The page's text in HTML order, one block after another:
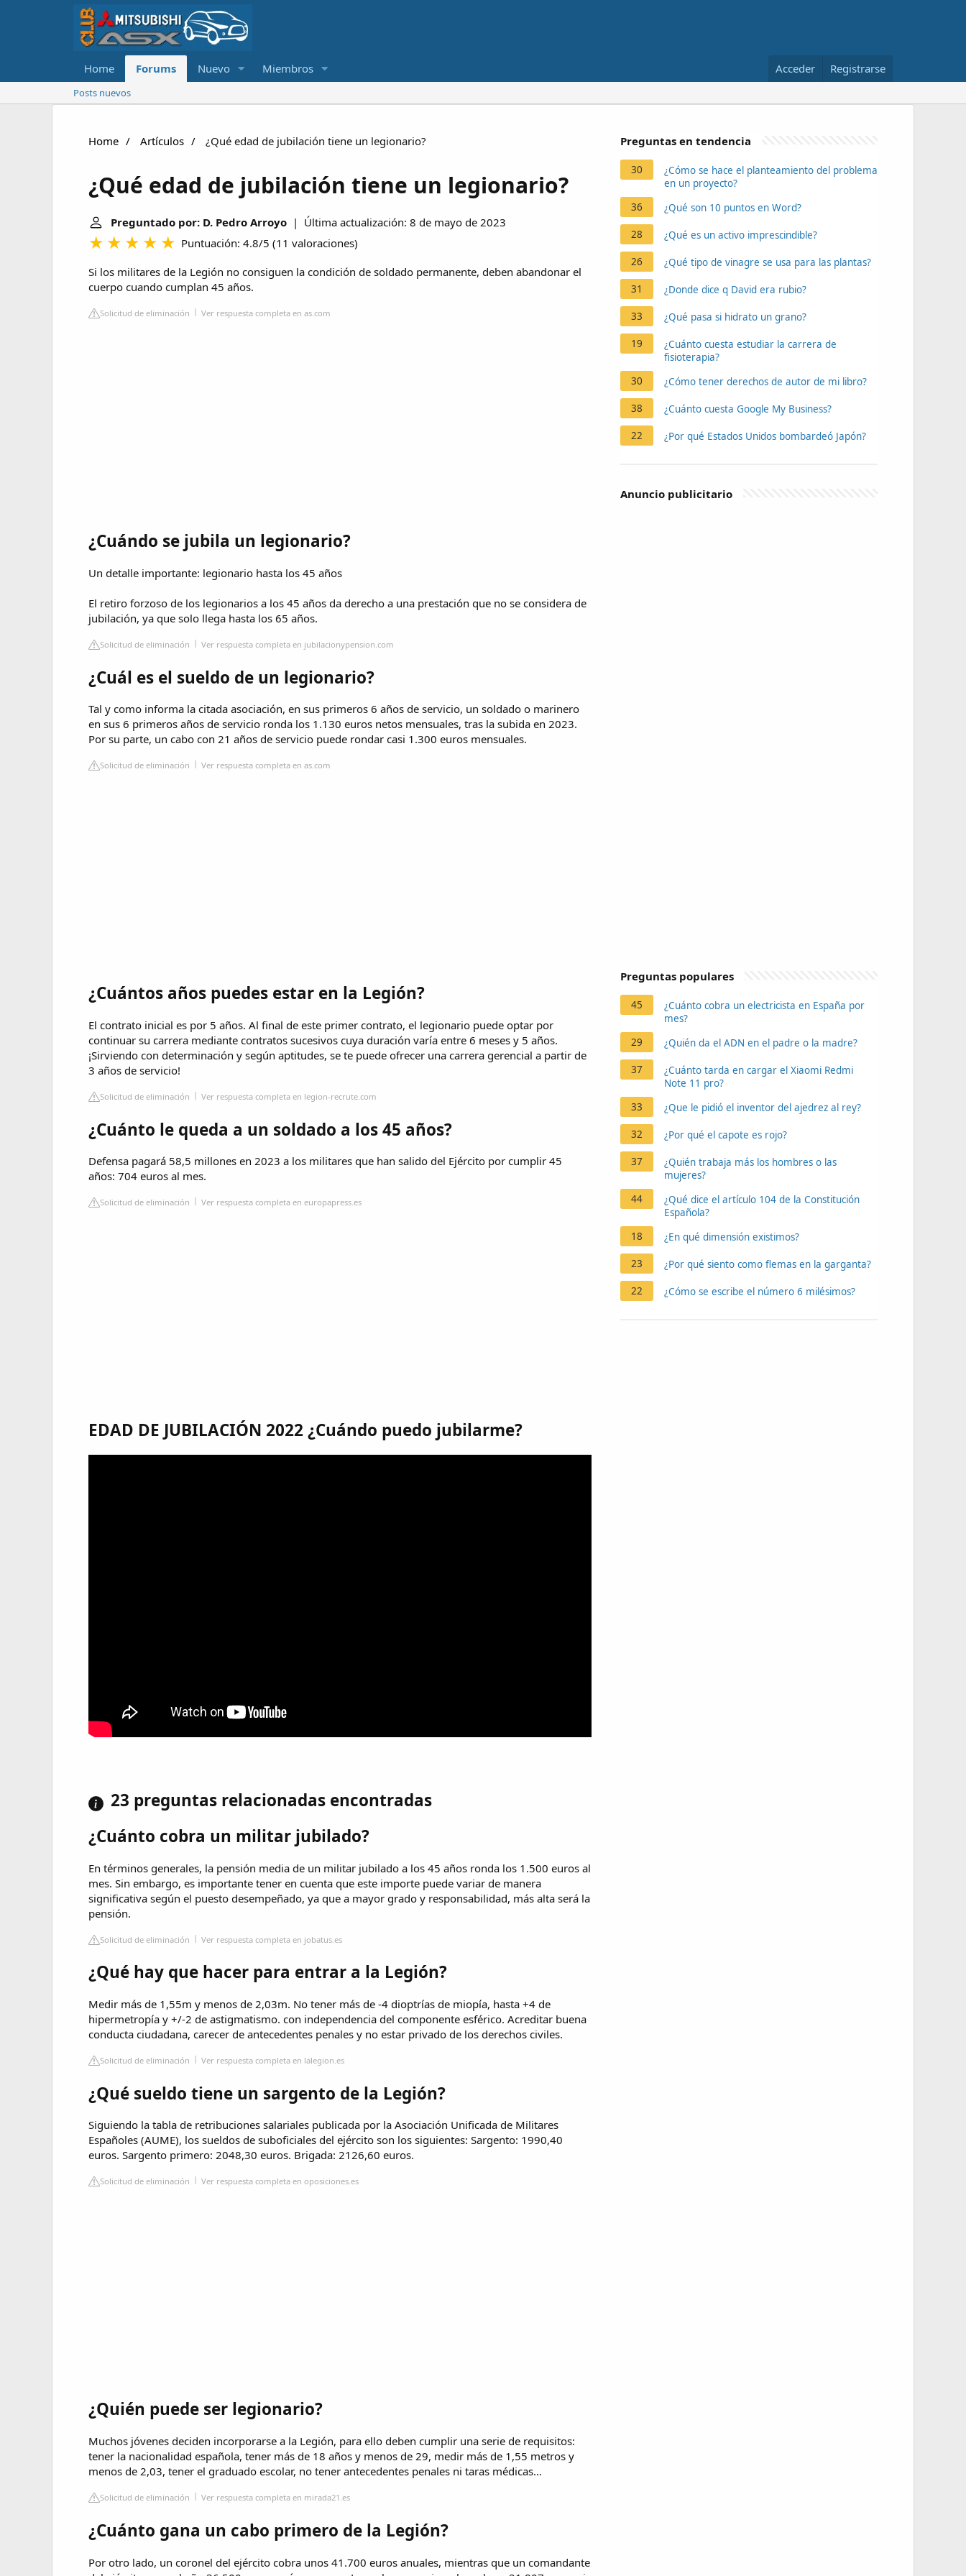
Home Forums Nuevo Miembros Acceder Registrarse
Posts nuevos
Home Artículos ¿Qué edad de jubilación tiene un legionario?
¿Qué edad de jubilación tiene un legionario?
Preguntado por: D. Pedro Arroyo | Última actualización: 8 de mayo de 2023
Puntuación: 4.8/5 (11 valoraciones)
Si los militares de la Legión no consiguen la condición de soldado permanente, deben abandonar el
cuerpo cuando cumplan 45 años.
Solicitud de eliminación Ver respuesta completa en as.com
¿Cuándo se jubila un legionario?
Un detalle importante: legionario hasta los 45 años
El retiro forzoso de los legionarios a los 45 años da derecho a una prestación que no se considera de
jubilación, ya que solo llega hasta los 65 años.
Solicitud de eliminación Ver respuesta completa en jubilacionypension.com
¿Cuál es el sueldo de un legionario?
Tal y como informa la citada asociación, en sus primeros 6 años de servicio, un soldado o marinero
en sus 6 primeros años de servicio ronda los 1.130 euros netos mensuales, tras la subida en 2023.
Por su parte, un cabo con 21 años de servicio puede rondar casi 1.300 euros mensuales.
Solicitud de eliminación Ver respuesta completa en as.com
¿Cuántos años puedes estar en la Legión?
El contrato inicial es por 5 años. Al final de este primer contrato, el legionario puede optar por
continuar su carrera mediante contratos sucesivos cuya duración varía entre 6 meses y 5 años.
¡Sirviendo con determinación y según aptitudes, se te puede ofrecer una carrera gerencial a partir de
3 años de servicio!
Solicitud de eliminación Ver respuesta completa en legion-recrute.com
¿Cuánto le queda a un soldado a los 45 años?
Defensa pagará 58,5 millones en 2023 a los militares que han salido del Ejército por cumplir 45
años: 704 euros al mes.
Solicitud de eliminación Ver respuesta completa en europapress.es
EDAD DE JUBILACIÓN 2022 ¿Cuándo puedo jubilarme?
23 preguntas relacionadas encontradas
¿Cuánto cobra un militar jubilado?
En términos generales, la pensión media de un militar jubilado a los 45 años ronda los 1.500 euros al
mes. Sin embargo, es importante tener en cuenta que este importe puede variar de manera
significativa según el puesto desempeñado, ya que a mayor grado y responsabilidad, más alta será la
pensión.
Solicitud de eliminación Ver respuesta completa en jobatus.es
¿Qué hay que hacer para entrar a la Legión?
Medir más de 1,55m y menos de 2,03m. No tener más de -4 dioptrías de miopía, hasta +4 de
hipermetropía y +/-2 de astigmatismo. con independencia del componente esférico. Acreditar buena
conducta ciudadana, carecer de antecedentes penales y no estar privado de los derechos civiles.
Solicitud de eliminación Ver respuesta completa en lalegion.es
¿Qué sueldo tiene un sargento de la Legión?
Siguiendo la tabla de retribuciones salariales publicada por la Asociación Unificada de Militares
Españoles (AUME), los sueldos de suboficiales del ejército son los siguientes: Sargento: 1990,40
euros. Sargento primero: 2048,30 euros. Brigada: 2126,60 euros.
Solicitud de eliminación Ver respuesta completa en oposiciones.es
¿Quién puede ser legionario?
Muchos jóvenes deciden incorporarse a la Legión, para ello deben cumplir una serie de requisitos:
tener la nacionalidad española, tener más de 18 años y menos de 29, medir más de 1,55 metros y
menos de 2,03, tener el graduado escolar, no tener antecedentes penales ni taras médicas…
Solicitud de eliminación Ver respuesta completa en mirada21.es
¿Cuánto gana un cabo primero de la Legión?
Por otro lado, un coronel del ejército cobra unos 41.700 euros anuales, mientras que un comandante
Preguntas en tendencia
30
¿Cómo se hace el planteamiento del problema
en un proyecto?
36
¿Qué son 10 puntos en Word?
28 ¿Qué es un activo imprescindible?
26 ¿Qué tipo de vinagre se usa para las plantas?
31 ¿Donde dice q David era rubio?
33 ¿Qué pasa si hidrato un grano?
19
¿Cuánto cuesta estudiar la carrera de
fisioterapia?
30
¿Cómo tener derechos de autor de mi libro?
38 ¿Cuánto cuesta Google My Business?
22 ¿Por qué Estados Unidos bombardeó Japón?
Anuncio publicitario
Preguntas populares
45
¿Cuánto cobra un electricista en España por
mes?
29
¿Quién da el ADN en el padre o la madre?
37
¿Cuánto tarda en cargar el Xiaomi Redmi
Note 11 pro?
33
¿Que le pidió el inventor del ajedrez al rey?
32 ¿Por qué el capote es rojo?
37
¿Quién trabaja más los hombres o las
mujeres?
44
¿Qué dice el artículo 104 de la Constitución
Española?
18
¿En qué dimensión existimos?
23 ¿Por qué siento como flemas en la garganta?
22 ¿Cómo se escribe el número 6 milésimos?